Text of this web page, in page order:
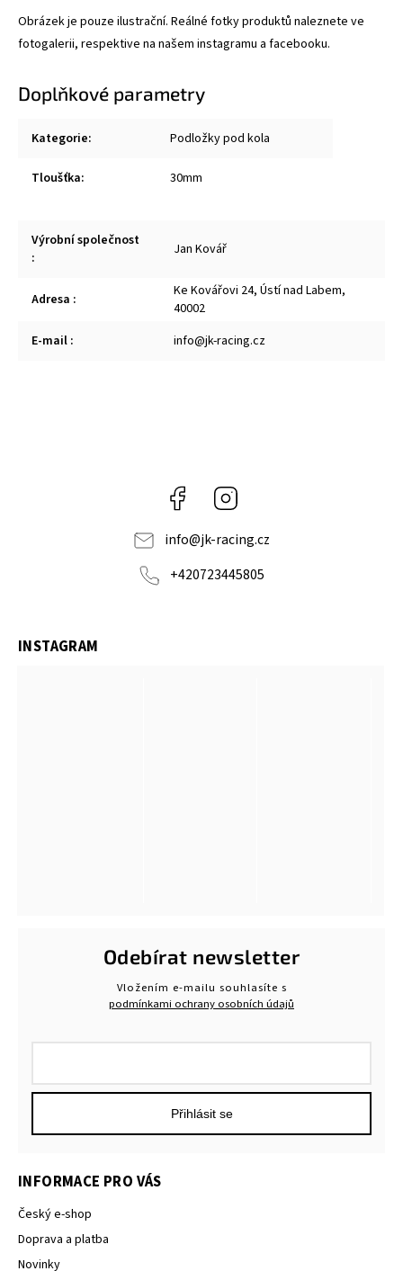
Obrázek je pouze ilustrační. Reálné fotky produktů naleznete ve
fotogalerii, respektive na našem instagramu a facebooku.
Doplňkové parametry
Kategorie: Podložky pod kola
Tloušťka: 30mm
Výrobní společnost
:
Jan Kovář
Adresa :
Ke Kovářovi 24, Ústí nad Labem,
40002
E-mail : info@jk-racing.cz
Facebook
info@jk-racing.cz
+420723445805
INSTAGRAM
INFORMACE PRO VÁS
Český e-shop
Doprava a platba
Novinky
Odebírat newsletter
Vložením e-mailu souhlasíte s
podmínkami ochrany osobních údajů
Přihlásit se